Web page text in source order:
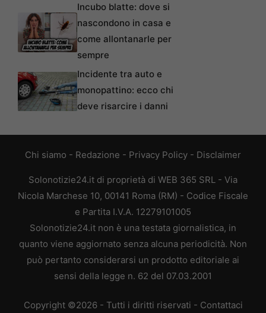
Incubo blatte: dove si
nascondono in casa e
come allontanarle per
sempre
Incidente tra auto e
monopattino: ecco chi
deve risarcire i danni
Chi siamo - Redazione - Privacy Policy - Disclaimer
Solonotizie24.it di proprietà di WEB 365 SRL - Via
Nicola Marchese 10, 00141 Roma (RM) - Codice Fiscale
e Partita I.V.A. 12279101005
Solonotizie24.it non è una testata giornalistica, in
quanto viene aggiornato senza alcuna periodicità. Non
può pertanto considerarsi un prodotto editoriale ai
sensi della legge n. 62 del 07.03.2001
Copyright ©2026 - Tutti i diritti riservati - Contattaci